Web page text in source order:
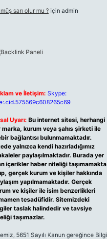
sarı olur mu ?için admin
ve İletişim: Skype:
Uyarı: Bu internet sitesi, herhangi
marka, kurum veya şahıs şirketi ile
bağlantısı bulunmamaktadır.
yalnızca kendi hazırladığımız
paylaşılmaktadır. Burada yer
içerikler haber niteliği taşımamakta
gerçek kurum ve kişiler hakkında
yapılmamaktadır. Gerçek
ve kişiler ile isim benzerlikleri
tesadüfidir. Sitemizdeki
taslak halindedir ve tavsiye
taşımazlar.
5651 Sayılı Kanun gereğince Bilgi